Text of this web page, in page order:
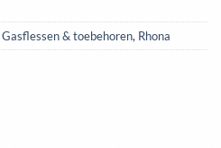
Gasflessen & toebehoren, Rhona